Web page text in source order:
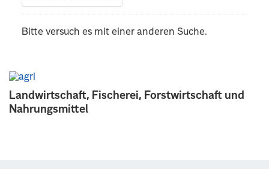
Landwirtschaft, Fischerei, Forstwirtschaft und
Nahrungsmittel
Bitte versuch es mit einer anderen Suche.